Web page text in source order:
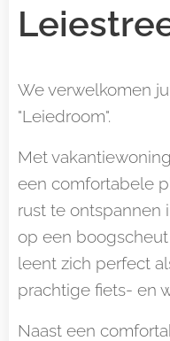
We verwelkomen
"Leiedroom".
Met
een comfortabele
rust te ontspannen
op een
leent zich perfect
prachtige fiets- en
Naast een